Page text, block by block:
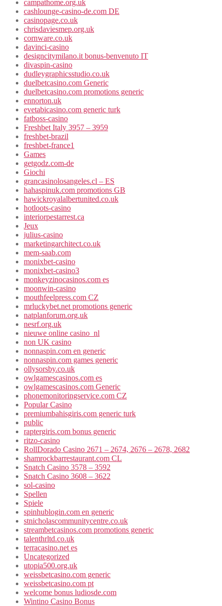
campathome.org.uk
cashlounge-casino-de.com DE
casinopage.co.uk
chrisdaviesmep.org.uk
cornware.co.uk
davinci-casino
designcitymilano.it bonus-benvenuto IT
divaspin-casino
dudleygraphicsstudio.co.uk
duelbetcasino.com Generic
duelbetcasino.com promotions generic
ennorton.uk
evetabicasino.com generic turk
fatboss-casino
Freshbet Italy 3957 – 3959
freshbet-brazil
freshbet-france1
Games
getgodz.com-de
Giochi
grancasinolosangeles.cl – ES
hahaspinuk.com promotions GB
hawickroyalalbertunited.co.uk
hotloots-casino
interiorpestarrest.ca
Jeux
julius-casino
marketingarchitect.co.uk
mem-saab.com
monixbet-casino
monixbet-casino3
monkeyzinocasinos.com es
moonwin-casino
mouthfeelpress.com CZ
mrluckybet.net promotions generic
natplanforum.org.uk
nesrf.org.uk
nieuwe online casino_nl
non UK casino
nonnaspin.com en generic
nonnaspin.com games generic
ollysorsby.co.uk
owlgamescasinos.com es
owlgamescasinos.com Generic
phonemonitoringservice.com CZ
Popular Casino
premiumbahisgiris.com generic turk
public
raptergiris.com bonus generic
ritzo-casino
RollDorado Casino 2671 – 2674, 2676 – 2678, 2682
shamrockbarrestaurant.com CL
Snatch Casino 3578 – 3592
Snatch Casino 3608 – 3622
sol-casino
Spellen
Spiele
spinhublogin.com en generic
stnicholascommunitycentre.co.uk
streambetcasinos.com promotions generic
talenthrltd.co.uk
terracasino.net es
Uncategorized
utopia500.org.uk
weissbetcasino.com generic
weissbetcasino.com pt
welcome bonus ludiosde.com
Wintino Casino Bonus